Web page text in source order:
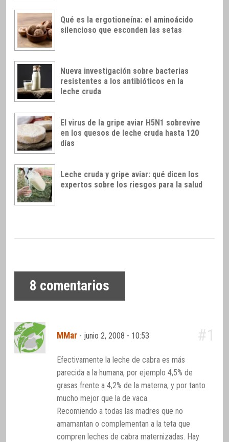
Qué es la ergotioneína: el aminoácido
silencioso que esconden las setas
Nueva investigación sobre bacterias
resistentes a los antibióticos en la
leche cruda
El virus de la gripe aviar H5N1 sobrevive
en los quesos de leche cruda hasta 120
días
Leche cruda y gripe aviar: qué dicen los
expertos sobre los riesgos para la salud
8 comentarios
MMar - junio 2, 2008 - 10:53 #1
Efectivamente la leche de cabra es más
parecida a la humana, por ejemplo 4,5% de
grasas frente a 4,2% de la materna, y por tanto
mucho mejor que la de vaca.
Recomiendo a todas las madres que no
amamantan o complementan a la teta que
compren leches de cabra maternizadas. Hay